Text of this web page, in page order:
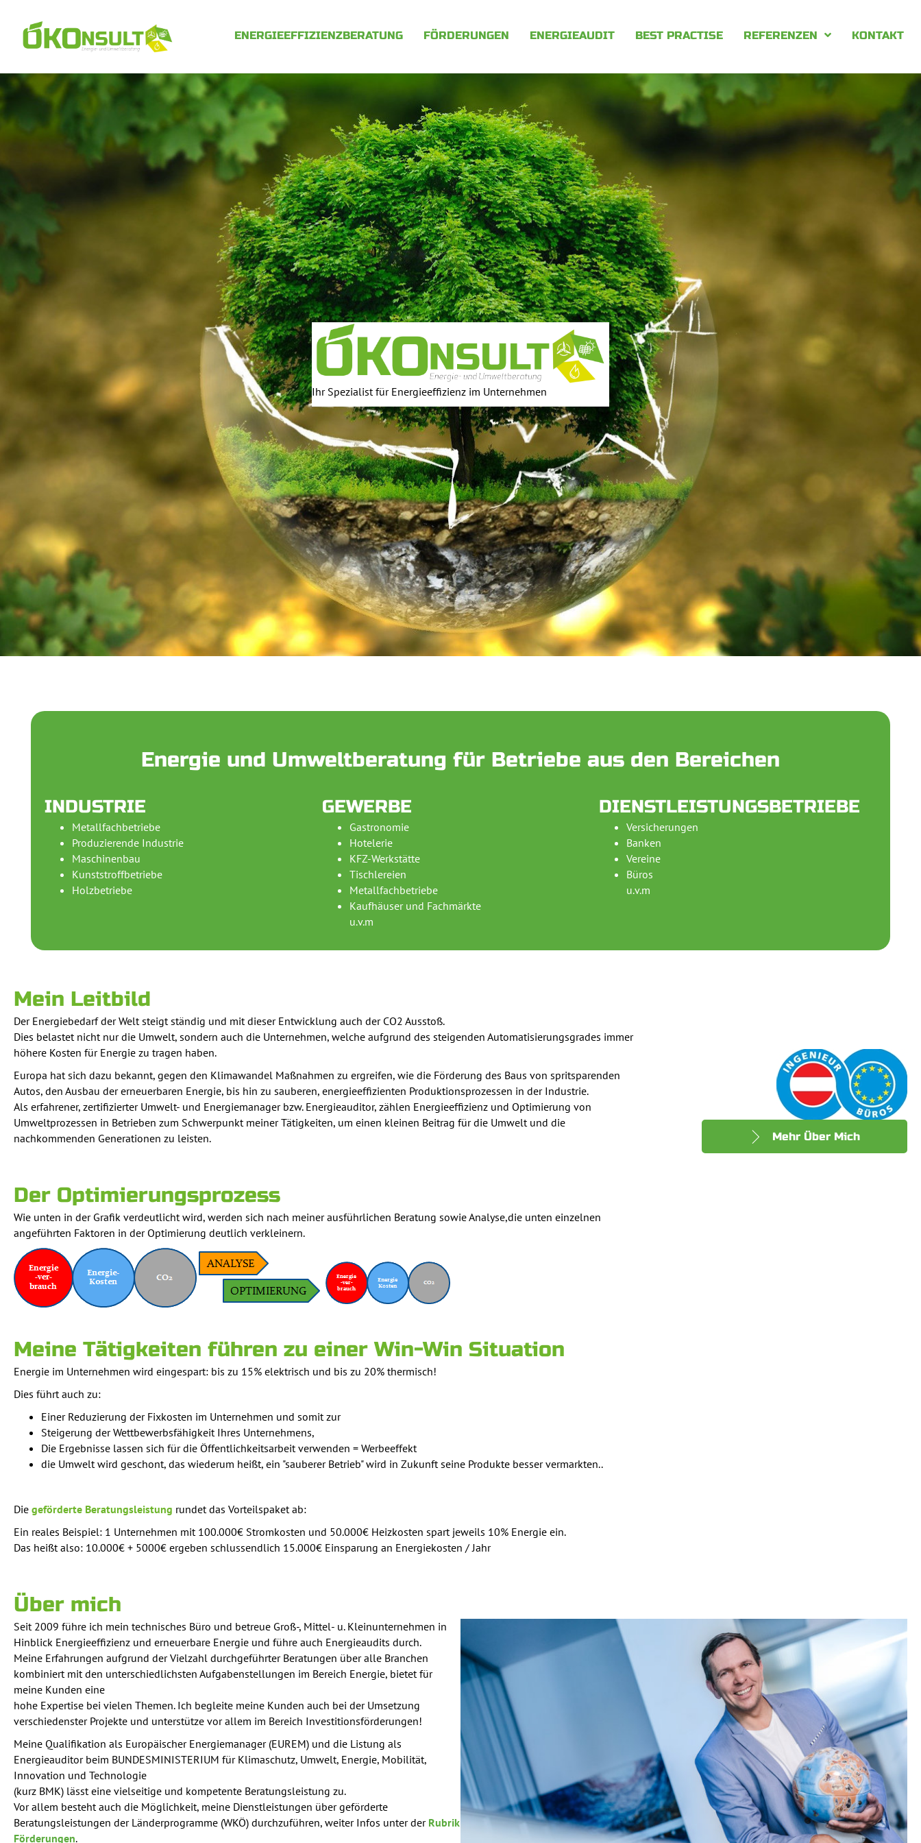
ENERGIEEFFIZIENZBERATUNG FÖRDERUNGEN ENERGIEAUDIT BEST PRACTISE REFERENZEN KONTAKT
Ihr Spezialist für Energieeffizienz im Unternehmen
Energie und Umweltberatung für Betriebe aus den Bereichen
INDUSTRIE
Metallfachbetriebe
Produzierende Industrie
Maschinenbau
Kunststroffbetriebe
Holzbetriebe
GEWERBE
Gastronomie
Hotelerie
KFZ-Werkstätte
Tischlereien
Metallfachbetriebe
Kaufhäuser und Fachmärkte
u.v.m
DIENSTLEISTUNGSBETRIEBE
Versicherungen
Banken
Vereine
Büros
u.v.m
Mein Leitbild
Der Energiebedarf der Welt steigt ständig und mit dieser Entwicklung auch der CO2 Ausstoß.
Dies belastet nicht nur die Umwelt, sondern auch die Unternehmen, welche aufgrund des steigenden Automatisierungsgrades immer
höhere Kosten für Energie zu tragen haben.
Europa hat sich dazu bekannt, gegen den Klimawandel Maßnahmen zu ergreifen, wie die Förderung des Baus von spritsparenden
Autos, den Ausbau der erneuerbaren Energie, bis hin zu sauberen, energieeffizienten Produktionsprozessen in der Industrie.
Als erfahrener, zertifizierter Umwelt- und Energiemanager bzw. Energieauditor, zählen Energieeffizienz und Optimierung von
Umweltprozessen in Betrieben zum Schwerpunkt meiner Tätigkeiten, um einen kleinen Beitrag für die Umwelt und die
nachkommenden Generationen zu leisten.
Mehr Über Mich
Der Optimierungsprozess
Wie unten in der Grafik verdeutlicht wird, werden sich nach meiner ausführlichen Beratung sowie Analyse,die unten einzelnen
angeführten Faktoren in der Optimierung deutlich verkleinern.
Meine Tätigkeiten führen zu einer Win-Win Situation
Energie im Unternehmen wird eingespart: bis zu 15% elektrisch und bis zu 20% thermisch!
Dies führt auch zu:
Einer Reduzierung der Fixkosten im Unternehmen und somit zur
Steigerung der Wettbewerbsfähigkeit Ihres Unternehmens,
Die Ergebnisse lassen sich für die Öffentlichkeitsarbeit verwenden = Werbeeffekt
die Umwelt wird geschont, das wiederum heißt, ein "sauberer Betrieb" wird in Zukunft seine Produkte besser vermarkten..
Die geförderte Beratungsleistung rundet das Vorteilspaket ab:
Ein reales Beispiel: 1 Unternehmen mit 100.000€ Stromkosten und 50.000€ Heizkosten spart jeweils 10% Energie ein.
Das heißt also: 10.000€ + 5000€ ergeben schlussendlich 15.000€ Einsparung an Energiekosten / Jahr
Über mich
Seit 2009 führe ich mein technisches Büro und betreue Groß-, Mittel- u. Kleinunternehmen in
Hinblick Energieeffizienz und erneuerbare Energie und führe auch Energieaudits durch.
Meine Erfahrungen aufgrund der Vielzahl durchgeführter Beratungen über alle Branchen
kombiniert mit den unterschiedlichsten Aufgabenstellungen im Bereich Energie, bietet für
meine Kunden eine
hohe Expertise bei vielen Themen. Ich begleite meine Kunden auch bei der Umsetzung
verschiedenster Projekte und unterstütze vor allem im Bereich Investitionsförderungen!
Meine Qualifikation als Europäischer Energiemanager (EUREM) und die Listung als
Energieauditor beim BUNDESMINISTERIUM für Klimaschutz, Umwelt, Energie, Mobilität,
Innovation und Technologie
(kurz BMK) lässt eine vielseitige und kompetente Beratungsleistung zu.
Vor allem besteht auch die Möglichkeit, meine Dienstleistungen über geförderte
Beratungsleistungen der Länderprogramme (WKÖ) durchzuführen, weiter Infos unter der Rubrik
Förderungen.